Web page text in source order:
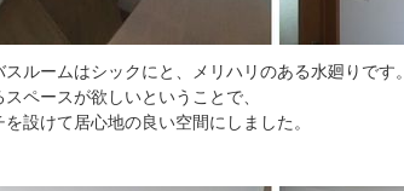
ルームはシックにと、メリハリのある水廻りです。
ペースが欲しいということで、
設けて居心地の良い空間にしました。